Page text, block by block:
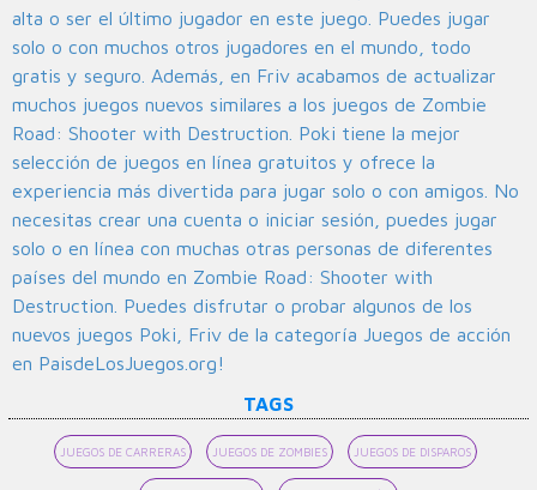
alta o ser el último jugador en este juego. Puedes jugar
solo o con muchos otros jugadores en el mundo, todo
gratis y seguro. Además, en Friv acabamos de actualizar
muchos juegos nuevos similares a los juegos de Zombie
Road: Shooter with Destruction. Poki tiene la mejor
selección de juegos en línea gratuitos y ofrece la
experiencia más divertida para jugar solo o con amigos. No
necesitas crear una cuenta o iniciar sesión, puedes jugar
solo o en línea con muchas otras personas de diferentes
países del mundo en Zombie Road: Shooter with
Destruction. Puedes disfrutar o probar algunos de los
nuevos juegos Poki, Friv de la categoría Juegos de acción
en PaisdeLosJuegos.org!
TAGS
JUEGOS DE CARRERAS JUEGOS DE ZOMBIES JUEGOS DE DISPAROS